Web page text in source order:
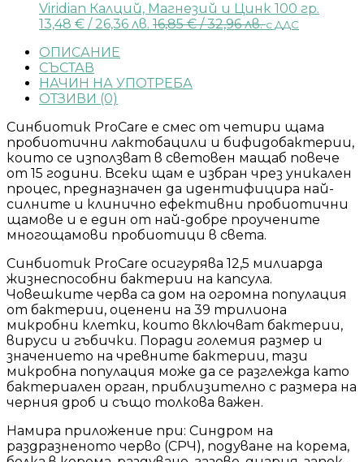
Viridian Калций, Магнезий и Цинк 100 гр.
13,48 € / 26,36 лв. 16,85€/ 32,96 лв.с ДДС
ОПИСАНИЕ
СЪСТАВ
НАЧИН НА УПОТРЕБА
ОТЗИВИ (0)
Синбиотик ProCare е смес от четири щама
пробиотични лактобацили и бифидобактерии,
които се използват в световен мащаб повече
от 15 години. Всеки щам е избран чрез уникален
процес, предназначен да идентифицира най-
силните и клинично ефективни пробиотични
щамове и е един от най-добре проучените
многощамови пробиотици в света.
Синбиотик ProCare осигурява 12,5 милиарда
жизнеспособни бактерии на капсула.
Човешките черва са дом на огромна популация
от бактерии, оценени на 39 трилиона
микробни клетки, които включват бактерии,
вируси и гъбички. Поради големия размер и
значението на чревните бактерии, тази
микробна популация може да се разглежда като
бактериален орган, приблизително с размера на
черния дроб и също толкова важен.
Намира приложение при: Синдром на
раздразненото черво (СРЧ), подуване на корема,